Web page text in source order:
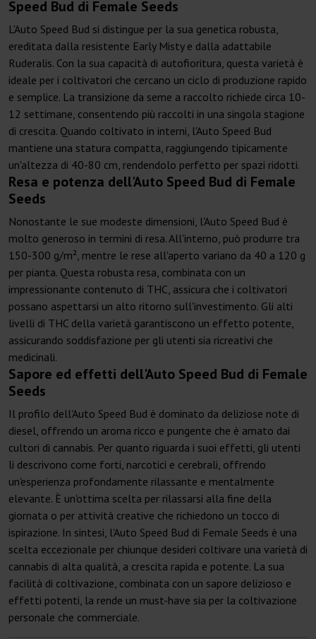
Speed Bud di Female Seeds
L'Auto Speed Bud si distingue per la sua genetica robusta,
ereditata dalla resistente Early Misty e dalla adattabile
Ruderalis. Con la sua capacità di autofioritura, questa varietà è
ideale per i coltivatori che cercano un ciclo di produzione rapido
e semplice. La transizione da seme a raccolto richiede circa 10-
12 settimane, consentendo più raccolti in una singola stagione
di crescita. Quando coltivato in interni, l'Auto Speed Bud
mantiene una statura compatta, raggiungendo tipicamente
un'altezza di 40-80 cm, rendendolo perfetto per spazi ridotti.
Resa e potenza dell'Auto Speed Bud di Female
Seeds
Nonostante le sue modeste dimensioni, l'Auto Speed Bud è
molto generoso in termini di resa. All'interno, può produrre tra
150-300 g/m², mentre le rese all'aperto variano da 40 a 120 g
per pianta. Questa robusta resa, combinata con un
impressionante contenuto di THC, assicura che i coltivatori
possano aspettarsi un alto ritorno sull'investimento. Gli alti
livelli di THC della varietà garantiscono un effetto potente,
assicurando soddisfazione per gli utenti sia ricreativi che
medicinali.
Sapore ed effetti dell'Auto Speed Bud di Female
Seeds
Il profilo dell'Auto Speed Bud è dominato da deliziose note di
diesel, offrendo un aroma ricco e pungente che è amato dai
cultori di cannabis. Per quanto riguarda i suoi effetti, gli utenti
li descrivono come forti, narcotici e cerebrali, offrendo
un'esperienza profondamente rilassante e mentalmente
elevante. È un'ottima scelta per rilassarsi alla fine della
giornata o per attività creative che richiedono un tocco di
ispirazione. In sintesi, l'Auto Speed Bud di Female Seeds è una
scelta eccezionale per chiunque desideri coltivare una varietà di
cannabis di alta qualità, a crescita rapida e potente. La sua
facilità di coltivazione, combinata con un sapore delizioso e
effetti potenti, la rende un must-have sia per la coltivazione
personale che commerciale.